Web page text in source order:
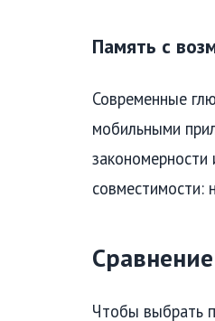
Память с
Современные
мобильными
закономерности
совместимости:
Чтобы выбрать